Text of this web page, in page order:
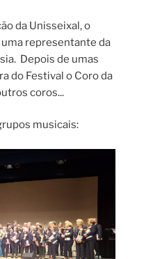
da Unisseixal, o
uma representante da
Depois de umas
do Festival o Coro da
coros...
musicais: